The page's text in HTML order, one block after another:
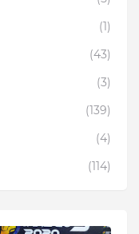
(1)
(43)
(3)
(139)
(4)
(114)